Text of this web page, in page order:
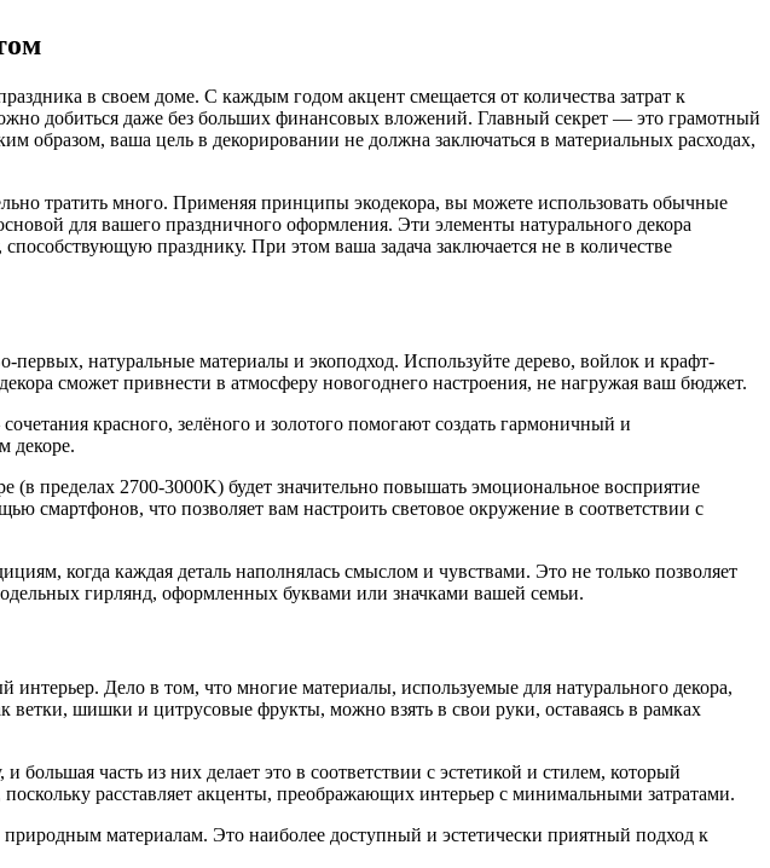
в своем доме. С каждым годом акцент смещается от количества затрат к
добиться даже без больших финансовых вложений. Главный секрет — это грамотный
образом, ваша цель в декорировании не должна заключаться в материальных расходах,
тратить много. Применяя принципы экодекора, вы можете использовать обычные
для вашего праздничного оформления. Эти элементы натурального декора
празднику. При этом ваша задача заключается не в количестве
натуральные материалы и экоподход. Используйте дерево, войлок и крафт-
сможет привнести в атмосферу новогоднего настроения, не нагружая ваш бюджет.
красного, зелёного и золотого помогают создать гармоничный и
декоре.
пределах 2700-3000K) будет значительно повышать эмоциональное восприятие
смартфонов, что позволяет вам настроить световое окружение в соответствии с
когда каждая деталь наполнялась смыслом и чувствами. Это не только позволяет
гирлянд, оформленных буквами или значками вашей семьи.
Дело в том, что многие материалы, используемые для натурального декора,
ветки, шишки и цитрусовые фрукты, можно взять в свои руки, оставаясь в рамках
часть из них делает это в соответствии с эстетикой и стилем, который
расставляет акценты, преображающих интерьер с минимальными затратами.
материалам. Это наиболее доступный и эстетически приятный подход к